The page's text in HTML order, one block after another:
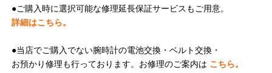
●ご購入時に選択可能な修理延長保証サービスもご用意。
詳細はこちら。
●当店でご購入でない腕時計の電池交換・ベルト交換・
お預かり修理も行っております。お修理のご案内は こちら。